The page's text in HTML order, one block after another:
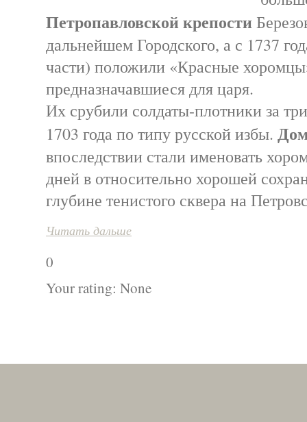
Петропавловской крепости
дальнейшем Городского, а с 1737
части) положили «Красные
предназначавшиеся для царя.
Их срубили солдаты-плотники за
1703 года по типу русской избы.
впоследствии стали именовать
дней в относительно хорошей
глубине тенистого сквера на
Читать дальше
0
Your rating: None